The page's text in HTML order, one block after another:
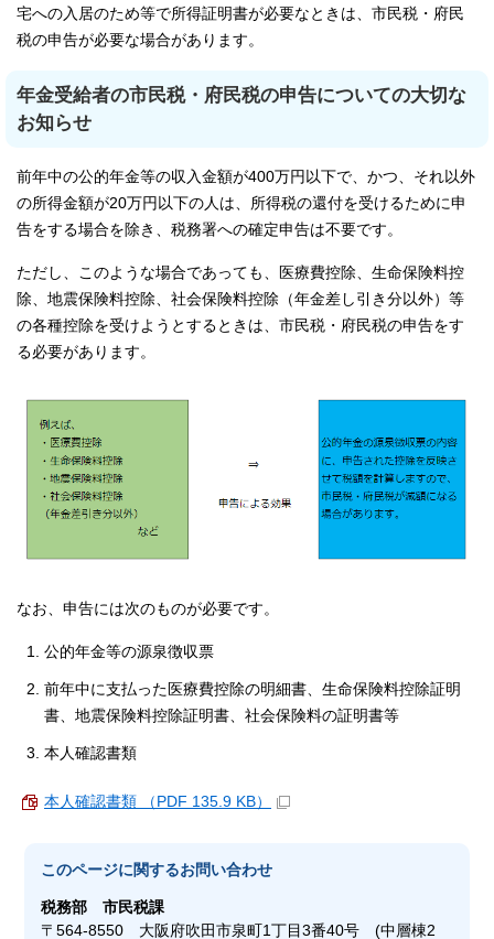
宅への入居のため等で所得証明書が必要なときは、市民税・府民
税の申告が必要な場合があります。
年金受給者の市民税・府民税の申告についての大切な
お知らせ
前年中の公的年金等の収入金額が400万円以下で、かつ、それ以外
の所得金額が20万円以下の人は、所得税の還付を受けるために申
告をする場合を除き、税務署への確定申告は不要です。
ただし、このような場合であっても、医療費控除、生命保険料控
除、地震保険料控除、社会保険料控除（年金差し引き分以外）等
の各種控除を受けようとするときは、市民税・府民税の申告をす
る必要があります。
なお、申告には次のものが必要です。
公的年金等の源泉徴収票
前年中に支払った医療費控除の明細書、生命保険料控除証明
書、地震保険料控除証明書、社会保険料の証明書等
本人確認書類
本人確認書類 （PDF 135.9 KB）
このページに関するお問い合わせ
税務部市民税課
〒564-8550 大阪府吹田市泉町1丁目3番40号 (中層棟2